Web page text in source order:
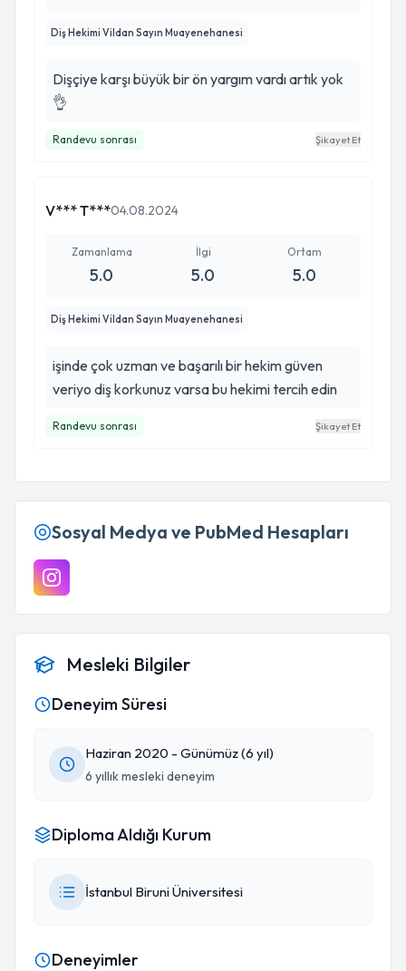
Diş Hekimi Vildan Sayın Muayenehanesi
Dişçiye karşı büyük bir ön yargım vardı artık yok
👌
Randevu sonrası Şikayet Et
V*** T***04.08.2024
Zamanlama
5.0
İlgi
5.0
Ortam
5.0
Diş Hekimi Vildan Sayın Muayenehanesi
işinde çok uzman ve başarılı bir hekim güven
veriyo diş korkunuz varsa bu hekimi tercih edin
Randevu sonrası Şikayet Et
Sosyal Medya ve PubMed Hesapları
Mesleki Bilgiler
Deneyim Süresi
Haziran 2020 - Günümüz (6 yıl)
6 yıllık mesleki deneyim
Diploma Aldığı Kurum
İstanbul Biruni Üniversitesi
Deneyimler